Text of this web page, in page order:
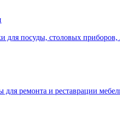
для посуды, столовых приборов,
для ремонта и реставрации